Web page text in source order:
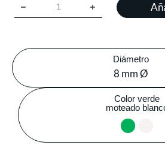
Diámetro
8 mm Ø
Color verde
moteado